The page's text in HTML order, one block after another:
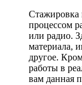
Стажировка
процессом
или радио.
материала,
другое.
работы в
вам данная